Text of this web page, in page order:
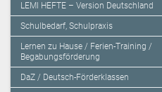
LEMI HEFTE – Version Deutschland
Schulbedarf, Schulpraxis
Lernen zu Hause / Ferien-Training /
Begabungsförderung
DaZ / Deutsch-Förderklassen